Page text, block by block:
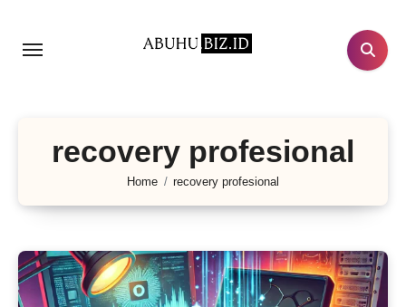
recovery profesional
Home recovery profesional